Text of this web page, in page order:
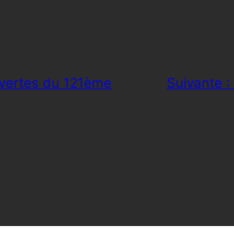
du 121ème Suivante :